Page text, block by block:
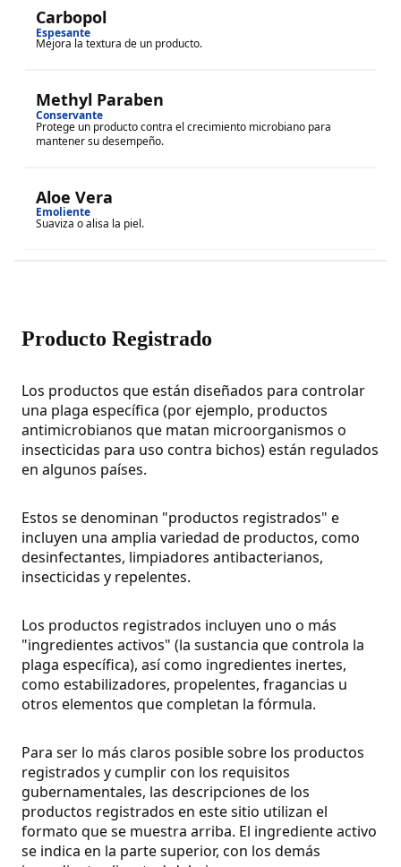
Carbopol
Espesante
Mejora la textura de un producto.
Methyl Paraben
Conservante
Protege un producto contra el crecimiento microbiano para
mantener su desempeño.
Aloe Vera
Emoliente
Suaviza o alisa la piel.
Producto Registrado
Los productos que están diseñados para controlar
una plaga específica (por ejemplo, productos
antimicrobianos que matan microorganismos o
insecticidas para uso contra bichos) están regulados
en algunos países.
Estos se denominan "productos registrados" e
incluyen una amplia variedad de productos, como
desinfectantes, limpiadores antibacterianos,
insecticidas y repelentes.
Los productos registrados incluyen uno o más
"ingredientes activos" (la sustancia que controla la
plaga específica), así como ingredientes inertes,
como estabilizadores, propelentes, fragancias u
otros elementos que completan la fórmula.
Para ser lo más claros posible sobre los productos
registrados y cumplir con los requisitos
gubernamentales, las descripciones de los
productos registrados en este sitio utilizan el
formato que se muestra arriba. El ingrediente activo
se indica en la parte superior, con los demás